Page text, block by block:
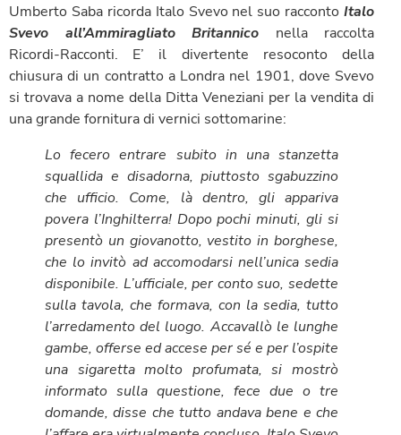
Umberto Saba ricorda Italo Svevo nel suo racconto Italo
Svevo all’Ammiragliato Britannico nella raccolta
Ricordi-Racconti. E’ il divertente resoconto della
chiusura di un contratto a Londra nel 1901, dove Svevo
si trovava a nome della Ditta Veneziani per la vendita di
una grande fornitura di vernici sottomarine:
Lo fecero entrare subito in una stanzetta
squallida e disadorna, piuttosto sgabuzzino
che ufficio. Come, là dentro, gli appariva
povera l’Inghilterra! Dopo pochi minuti, gli si
presentò un giovanotto, vestito in borghese,
che lo invitò ad accomodarsi nell’unica sedia
disponibile. L’ufficiale, per conto suo, sedette
sulla tavola, che formava, con la sedia, tutto
l’arredamento del luogo. Accavallò le lunghe
gambe, offerse ed accese per sé e per l’ospite
una sigaretta molto profumata, si mostrò
informato sulla questione, fece due o tre
domande, disse che tutto andava bene e che